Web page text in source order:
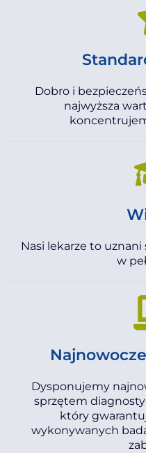
Dobro i
najwyższa
Nasi lekarze to
w
Dysponujemy
sprzętem
który
wykonywanych